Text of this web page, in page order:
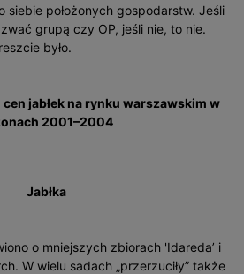
siebie położonych gospodarstw. Jeśli
grupą czy OP, jeśli nie, to nie.
było.
jabłek na rynku warszawskim w
2001–2004
Jabłka
o mniejszych zbiorach 'Idareda’ i
W wielu sadach „przerzuciły” także